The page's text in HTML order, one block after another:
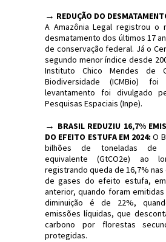
→ REDUÇÃO DO
A Amazônia Legal registrou o
desmatamento dos últimos 17
de conservação federal. Já o
segundo menor índice desde
Instituto Chico Mendes de
Biodiversidade (ICMBio) foi
levantamento foi divulgado
Pesquisas Espaciais (Inpe).
→ BRASIL REDUZIU 16,7%
DO EFEITO ESTUFA EM 2024: O
bilhões de toneladas de
equivalente (GtCO2e) ao
registrando queda de 16,7%
de gases do efeito estufa,
anterior, quando foram emitidas
diminuição é de 22%,
emissões líquidas, que
carbono por florestas
protegidas.